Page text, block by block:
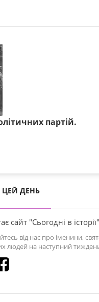
партій.
ЦЕЙ ДЕНЬ
сайт "Сьогодні в
від нас про іменини,
людей на наступний